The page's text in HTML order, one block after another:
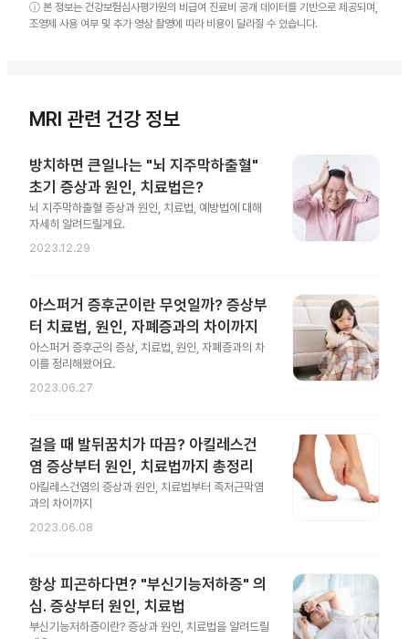
ⓘ 본 정보는 건강보험심사평가원의 비급여 진료비 공개 데이터를 기반으로 제공되며,
조영제 사용 여부 및 추가 영상 촬영에 따라 비용이 달라질 수 있습니다.
MRI 관련 건강 정보
방치하면 큰일나는 "뇌 지주막하출혈"
초기 증상과 원인, 치료법은?
뇌 지주막하출혈 증상과 원인, 치료법, 예방법에 대해
자세히 알려드릴게요.
2023.12.29
아스퍼거 증후군이란 무엇일까? 증상부
터 치료법, 원인, 자폐증과의 차이까지
아스퍼거 증후군의 증상, 치료법, 원인, 자폐증과의 차
이를 정리해왔어요.
2023.06.27
걸을 때 발뒤꿈치가 따끔? 아킬레스건
염 증상부터 원인, 치료법까지 총정리
아킬레스건염의 증상과 원인, 치료법부터 족저근막염
과의 차이까지
2023.06.08
항상 피곤하다면? "부신기능저하증" 의
심. 증상부터 원인, 치료법
부신기능저하증이란? 증상과 원인, 치료법을 알려드릴